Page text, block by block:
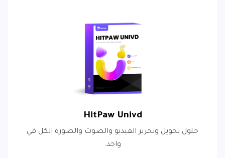
HitPaw Univd
حلول تحويل وتحرير الفيديو والصوت والصورة الكل في
واحد.